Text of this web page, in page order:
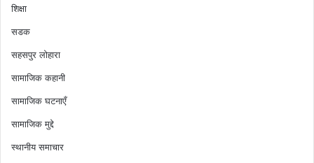
शिक्षा
सडक
सहसपुर लोहारा
सामाजिक कहानी
सामाजिक घटनाएँ
सामाजिक मुद्दे
स्थानीय समाचार